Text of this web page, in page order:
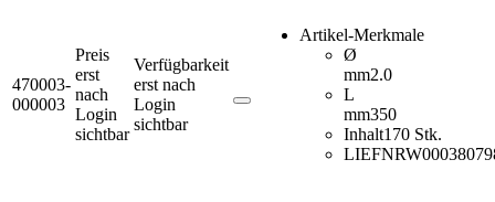
470003-
000003
Preis
erst
nach
Login
sichtbar
Verfügbarkeit
erst nach
Login
sichtbar
Artikel-Merkmale
Ø
mm2.0
L
mm350
Inhalt170 Stk.
LIEFNR